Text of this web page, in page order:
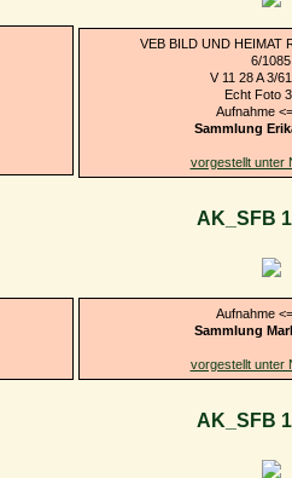
VEB BILD UND HEIMAT
6/1085
V 11 28 A 3/
Echt Foto
Aufnahme
Sammlung
vorgestellt unter
AK_SFB
Aufnahme
Sammlung
vorgestellt unter
AK_SFB